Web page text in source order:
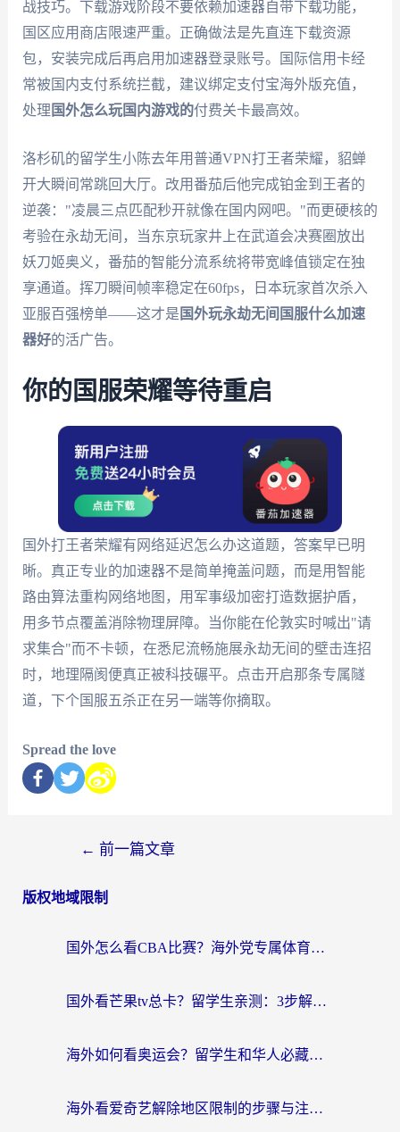
战技巧。下载游戏阶段不要依赖加速器自带下载功能，
国区应用商店限速严重。正确做法是先直连下载资源
包，安装完成后再启用加速器登录账号。国际信用卡经
常被国内支付系统拦截，建议绑定支付宝海外版充值，
处理 国外怎么玩国内游戏的付费关卡最高效。
洛杉矶的留学生小陈去年用普通VPN打王者荣耀，貂蝉
开大瞬间常跳回大厅。改用番茄后他完成铂金到王者的
逆袭："凌晨三点匹配秒开就像在国内网吧。"而更硬核的
考验在永劫无间，当东京玩家井上在武道会决赛圈放出
妖刀姬奥义，番茄的智能分流系统将带宽峰值锁定在独
享通道。挥刀瞬间帧率稳定在60fps，日本玩家首次杀入
亚服百强榜单——这才是 国外玩永劫无间国服什么加速
器好的活广告。
你的国服荣耀等待重启
国外打王者荣耀有网络延迟怎么办这道题，答案早已明
晰。真正专业的加速器不是简单掩盖问题，而是用智能
路由算法重构网络地图，用军事级加密打造数据护盾，
用多节点覆盖消除物理屏障。当你能在伦敦实时喊出"请
求集合"而不卡顿，在悉尼流畅施展永劫无间的壁击连招
时，地理隔阂便真正被科技碾平。点击开启那条专属隧
道，下个国服五杀正在另一端等你摘取。
Spread the love
← 前一篇文章
版权地域限制
国外怎么看CBA比赛？海外党专属体育直播指南，告别地区限制看球自由
国外看芒果tv总卡？留学生亲测：3步解决地域限制+流畅追剧攻略
海外如何看奥运会？留学生和华人必藏的体育赛事观看终极指南
海外看爱奇艺解除地区限制的步骤与注意事项详解：留学生必看的无卡顿追剧指南